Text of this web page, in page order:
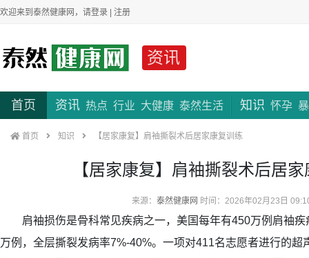
欢迎来到泰然健康网，请登录 | 注册
资讯
首页 资讯 热点 行业 大健康 泰然生活 知识 怀孕
首页 知识 【居家康复】肩袖撕裂术后居家康复训练
【居家康复】肩袖撕裂术后居
来源： 泰然健康网 时间：2026年02月23日
肩袖损伤是骨科常见疾病之一，美国每年有450万例肩袖疾
万例，全层撕裂发病率7%-40%。一项对411名志愿者进行的超